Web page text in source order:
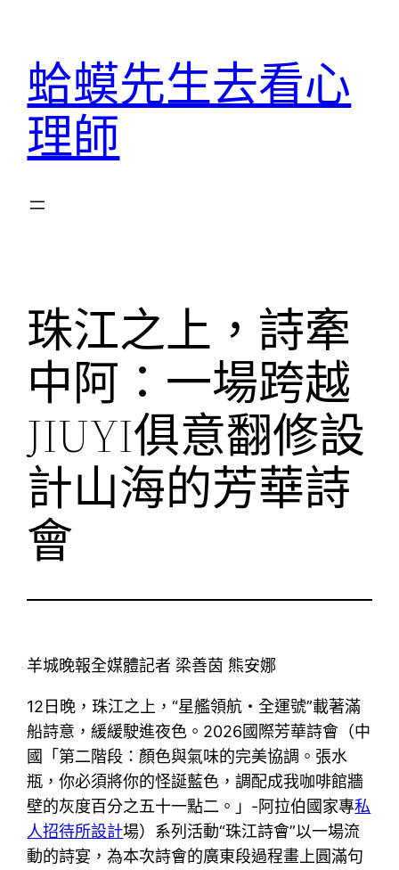
蛤蟆先生去看心
理師
珠江之上，詩牽
中阿：一場跨越
JIUYI俱意翻修設
計山海的芳華詩
會
羊城晚報全媒體記者 梁善茵 熊安娜
12日晚，珠江之上，“星艦領航・全運號”載著滿
船詩意，緩緩駛進夜色。2026國際芳華詩會（中
國「第二階段：顏色與氣味的完美協調。張水
瓶，你必須將你的怪誕藍色，調配成我咖啡館牆
壁的灰度百分之五十一點二。」-阿拉伯國家專私
人招待所設計場）系列活動“珠江詩會”以一場流
動的詩宴，為本次詩會的廣東段過程畫上圓滿句